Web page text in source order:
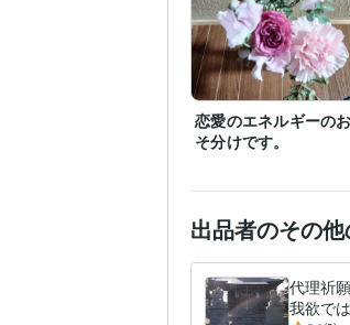
恋愛のエネルギーの
そ分けです。
出品者のその
代理祈
我欲で